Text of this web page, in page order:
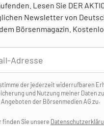
Lesen Sie DER
Newsletter von
Börsenmagazin.
stimme der jederzeit widerrufbaren
und Nutzung meiner Daten
Angeboten der Börsenmedien AG zu.
finden Sie unsere